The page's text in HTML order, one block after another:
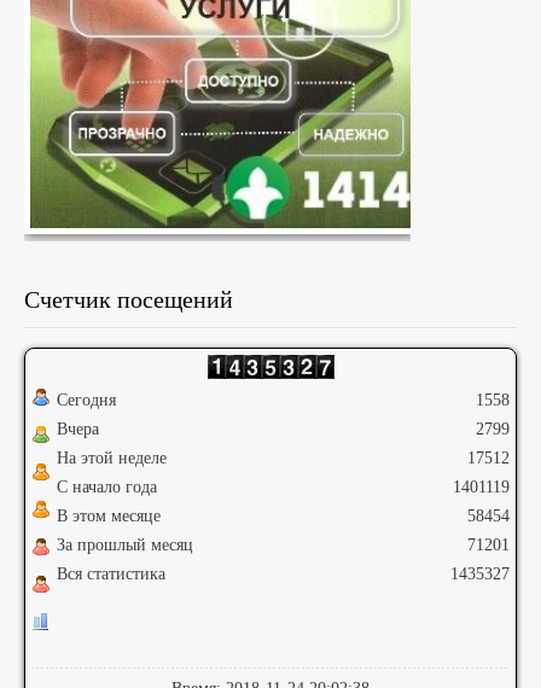
Счетчик посещений
Сегодня
Вчера
На этой неделе
С начало года
В этом месяце
За прошлый месяц
Вся статистика
1558
2799
17512
1401119
58454
71201
1435327